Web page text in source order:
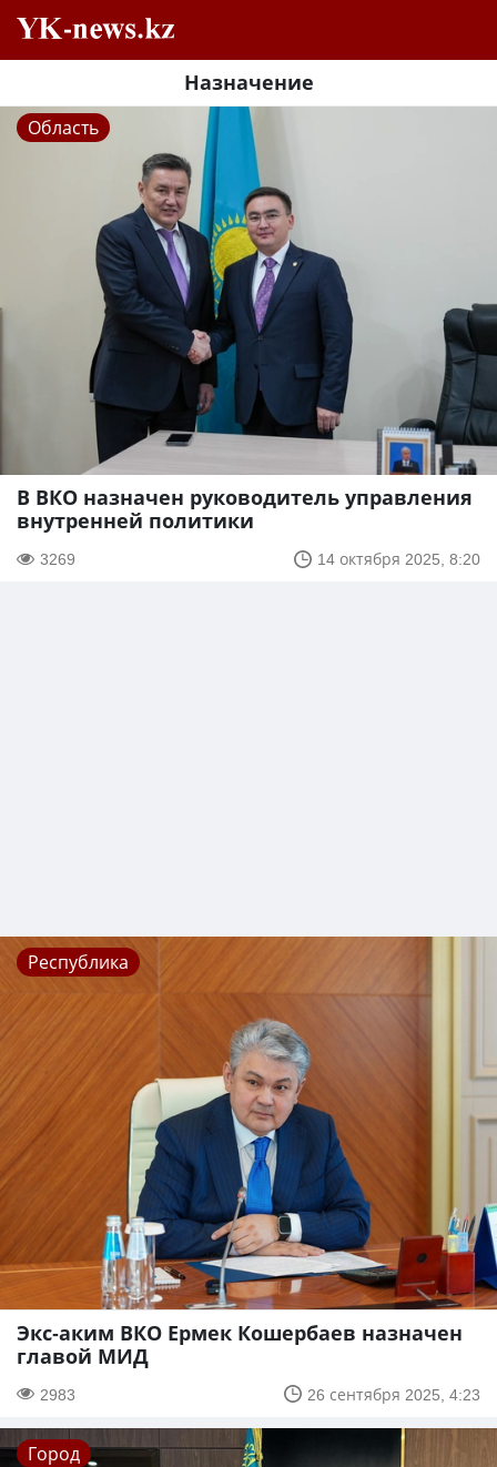
Назначение
Область
В ВКО назначен руководитель управления
внутренней политики
3269 14 октября 2025, 8:20
Республика
Экс-аким ВКО Ермек Кошербаев назначен
главой МИД
2983 26 сентября 2025, 4:23
Город